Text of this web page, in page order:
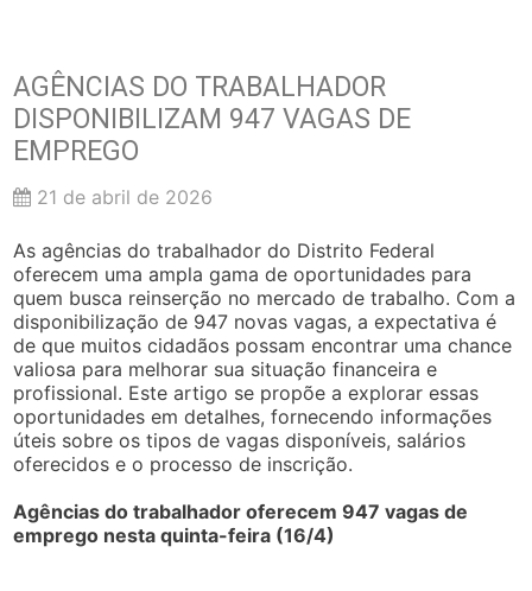
AGÊNCIAS DO TRABALHADOR
DISPONIBILIZAM 947 VAGAS DE
EMPREGO
21 de abril de 2026
As agências do trabalhador do Distrito Federal
oferecem uma ampla gama de oportunidades para
quem busca reinserção no mercado de trabalho. Com a
disponibilização de 947 novas vagas, a expectativa é
de que muitos cidadãos possam encontrar uma chance
valiosa para melhorar sua situação financeira e
profissional. Este artigo se propõe a explorar essas
oportunidades em detalhes, fornecendo informações
úteis sobre os tipos de vagas disponíveis, salários
oferecidos e o processo de inscrição.
Agências do trabalhador oferecem 947 vagas de
emprego nesta quinta-feira (16/4)